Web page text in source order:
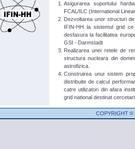
Asigurarea suportului
FCAL/ILC (International
Dezvoltarea unor structuri
IFIN-HH la sistemul grid
desfasura la facilitatea
GSI - Darmstadt
Realizarea unei retele de
structura nucleara din
astrofizica.
Construirea unui sistem
distribuite de calcul
catre utilizatori din afara
grid national destinat
COPYRIGHT ©